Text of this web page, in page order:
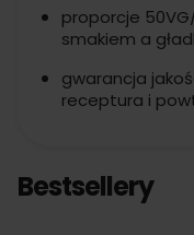
proporcje
smakiem a
gwarancja
receptura i
Bestsellery